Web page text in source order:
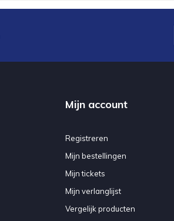
Mijn account
Registreren
Mijn bestellingen
Mijn tickets
Mijn verlanglijst
Vergelijk producten